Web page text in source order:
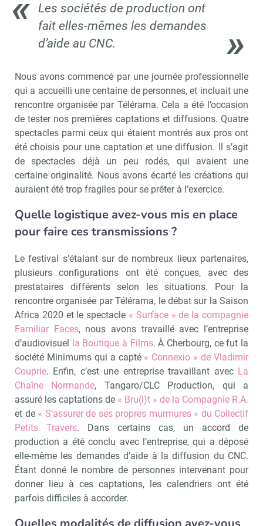
Les sociétés de production ont
fait elles-mêmes les demandes
d’aide au CNC.
Nous avons commencé par une journée professionnelle
qui a accueilli une centaine de personnes, et incluait une
rencontre organisée par Télérama. Cela a été l’occasion
de tester nos premières captations et diffusions. Quatre
spectacles parmi ceux qui étaient montrés aux pros ont
été choisis pour une captation et une diffusion. Il s’agit
de spectacles déjà un peu rodés, qui avaient une
certaine originalité. Nous avons écarté les créations qui
auraient été trop fragiles pour se prêter à l’exercice.
Quelle logistique avez-vous mis en place
pour faire ces transmissions ?
Le festival s’étalant sur de nombreux lieux partenaires,
plusieurs configurations ont été conçues, avec des
prestataires différents selon les situations. Pour la
rencontre organisée par Télérama, le débat sur la Saison
Africa 2020 et le spectacle « Surface » de la compagnie
Familiar Faces, nous avons travaillé avec l’entreprise
d’audiovisuel la Boutique à Films. À Cherbourg, ce fut la
société Minimums qui a capté « Connexio » de Vladimir
Couprie. Enfin, c’est une entreprise travaillant avec La
Chaîne Normande, Tangaro/CLC Production, qui a
assuré les captations de « Bru(i)t » de la Compagnie R.A.
et de « S’assurer de ses propres murmures » du Collectif
Petits Travers. Dans certains cas, un accord de
production a été conclu avec l’entreprise, qui a déposé
elle-même les demandes d’aide à la diffusion du CNC.
Étant donné le nombre de personnes intervenant pour
donner lieu à ces captations, les calendriers ont été
parfois difficiles à accorder.
Recevoir Culture Matin